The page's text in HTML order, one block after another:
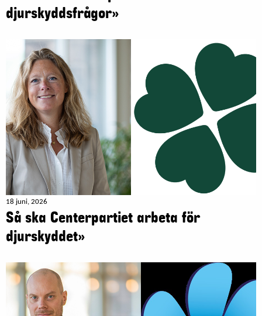
djurskyddsfrågor»
18 juni, 2026
Så ska Centerpartiet arbeta för
djurskyddet»